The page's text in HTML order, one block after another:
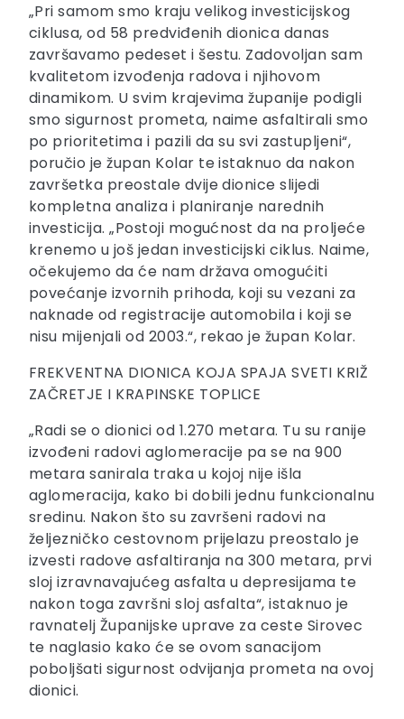
„Pri samom smo kraju velikog investicijskog
ciklusa, od 58 predviđenih dionica danas
završavamo pedeset i šestu. Zadovoljan sam
kvalitetom izvođenja radova i njihovom
dinamikom. U svim krajevima županije podigli
smo sigurnost prometa, naime asfaltirali smo
po prioritetima i pazili da su svi zastupljeni“,
poručio je župan Kolar te istaknuo da nakon
završetka preostale dvije dionice slijedi
kompletna analiza i planiranje narednih
investicija. „Postoji mogućnost da na proljeće
krenemo u još jedan investicijski ciklus. Naime,
očekujemo da će nam država omogućiti
povećanje izvornih prihoda, koji su vezani za
naknade od registracije automobila i koji se
nisu mijenjali od 2003.“, rekao je župan Kolar.
FREKVENTNA DIONICA KOJA SPAJA SVETI KRIŽ
ZAČRETJE I KRAPINSKE TOPLICE
„Radi se o dionici od 1.270 metara. Tu su ranije
izvođeni radovi aglomeracije pa se na 900
metara sanirala traka u kojoj nije išla
aglomeracija, kako bi dobili jednu funkcionalnu
sredinu. Nakon što su završeni radovi na
željezničko cestovnom prijelazu preostalo je
izvesti radove asfaltiranja na 300 metara, prvi
sloj izravnavajućeg asfalta u depresijama te
nakon toga završni sloj asfalta“, istaknuo je
ravnatelj Županijske uprave za ceste Sirovec
te naglasio kako će se ovom sanacijom
poboljšati sigurnost odvijanja prometa na ovoj
dionici.